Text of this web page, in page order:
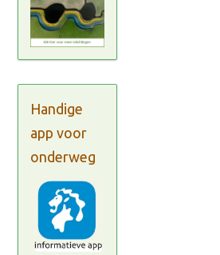
Handige
app voor
onderweg